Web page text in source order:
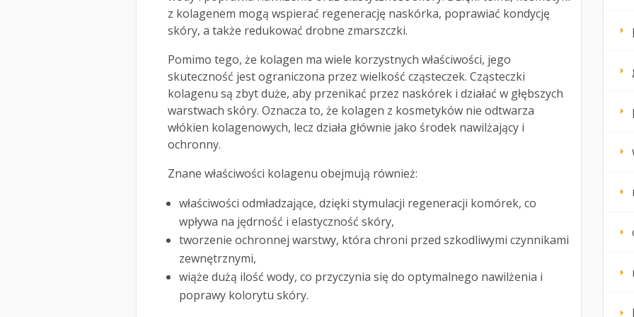
z kolagenem mogą wspierać regenerację naskórka, poprawiać kondycję
skóry, a także redukować drobne zmarszczki.
Pomimo tego, że kolagen ma wiele korzystnych właściwości, jego
skuteczność jest ograniczona przez wielkość cząsteczek. Cząsteczki
kolagenu są zbyt duże, aby przenikać przez naskórek i działać w głębszych
warstwach skóry. Oznacza to, że kolagen z kosmetyków nie odtwarza
włókien kolagenowych, lecz działa głównie jako środek nawilżający i
ochronny.
Znane właściwości kolagenu obejmują również:
właściwości odmładzające, dzięki stymulacji regeneracji komórek, co
wpływa na jędrność i elastyczność skóry,
tworzenie ochronnej warstwy, która chroni przed szkodliwymi czynnikami
zewnętrznymi,
wiąże dużą ilość wody, co przyczynia się do optymalnego nawilżenia i
poprawy kolorytu skóry.